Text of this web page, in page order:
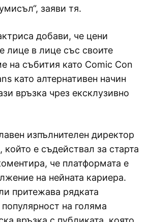
заяви тя.
добави, че цени
лице в лице със своите
на събития като Comic Con
като алтернативен начин
връзка чрез ексклузивно
изпълнителен директор
който е съдействал за старта
че платформата е
на нейната кариера.
притежава рядката
на голяма